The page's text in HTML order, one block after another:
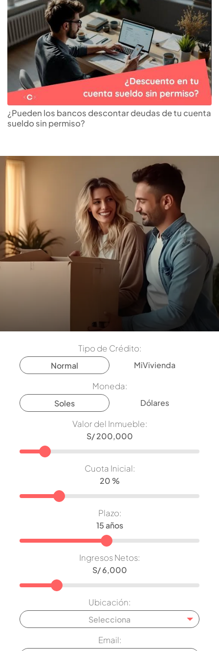
¿Pueden los bancos descontar deudas de tu cuenta
sueldo sin permiso?
Encuentra elcrédito
hipotecarioque más te
conviene
Tipo de Crédito:
Normal
MiVivienda
Moneda:
Soles
Dólares
Valor del Inmueble:
Cuota Inicial:
Plazo:
Ingresos Netos:
Ubicación:
Selecciona
Email: